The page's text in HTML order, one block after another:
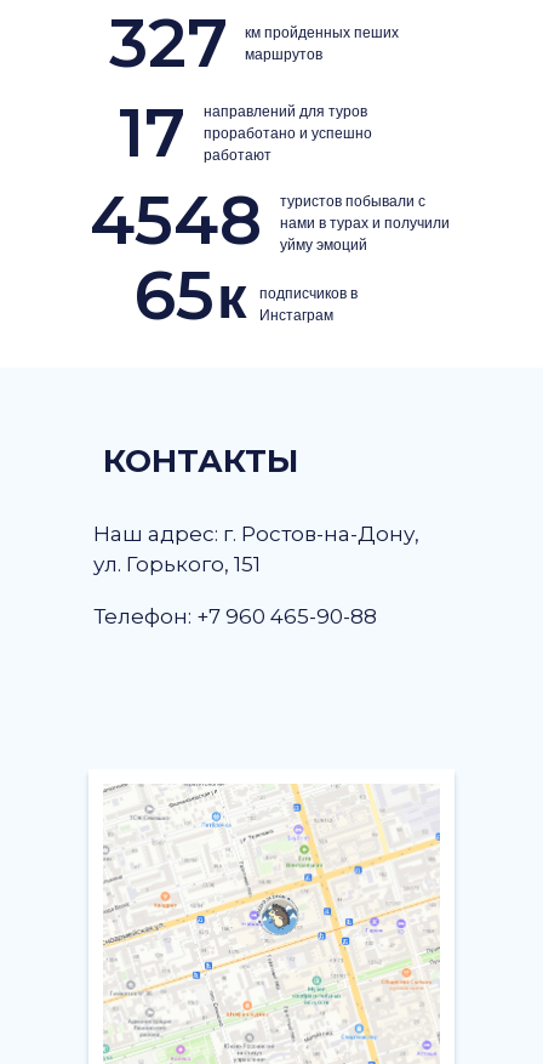
км пройденных пеших
маршрутов
327
направлений для туров
проработано и успешно
работают
17
туристов побывали с
нами в турах и получили
уйму эмоций
4548
подписчиков в
Инстаграм
к
65
Наш адрес: г. Ростов-на-Дону,
ул. Горького, 151
Телефон: +7 960 465-90-88
КОНТАКТЫ